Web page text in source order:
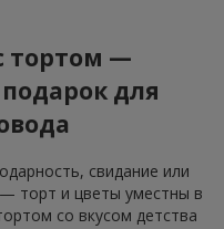
тортом —
для
свидание или
торт и цветы уместны в
со вкусом детства